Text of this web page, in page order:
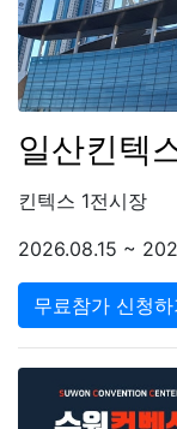
일산킨텍
킨텍스 1전시장
2026.08.15 ~
무료참가 신청하